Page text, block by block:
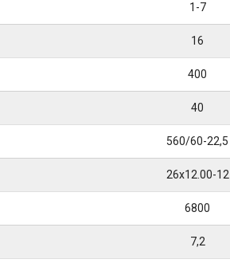
1-7
16
400
40
560/60-22,5
26x12.00-12
6800
7,2